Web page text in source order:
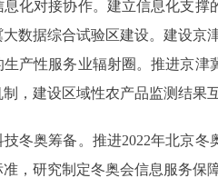
对接协作。建立信息化支撑
数据综合试验区建设。建设京
产性服务业辐射圈。推进京
，建设区域性农产品监测结果
奥筹备。推进2022年北京冬
，研究制定冬奥会信息服务保